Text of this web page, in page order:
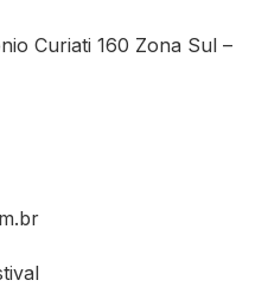
Curiati 160 Zona Sul –